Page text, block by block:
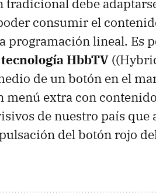
tradicional debe
consumir el
programación lineal. Es
tecnología HbbTV
de un botón en el
menú extra con
de nuestro país
del botón rojo